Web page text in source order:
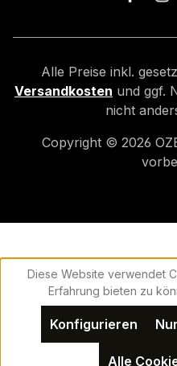
Alle Preise inkl.
Versandkosten und ggf.
nicht
Copyright © 2026
Diese Website verwendet
Erfahrung bieten zu
Konfigurieren
Alle